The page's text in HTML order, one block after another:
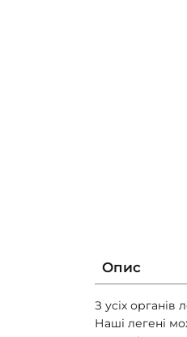
Опис
З усіх
Наші легені